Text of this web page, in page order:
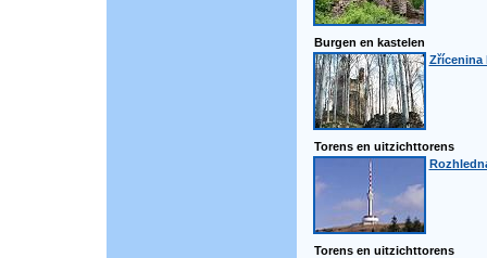
Burgen en kastelen
Zřícenina
Torens en uitzichttorens
Torens en uitzichttorens